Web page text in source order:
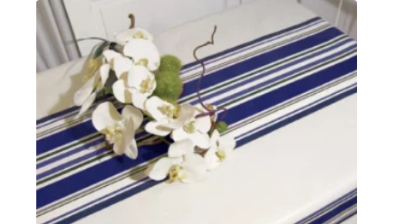
variations.
Les
options
peuvent
être
choisies
sur
la
page
du
produit